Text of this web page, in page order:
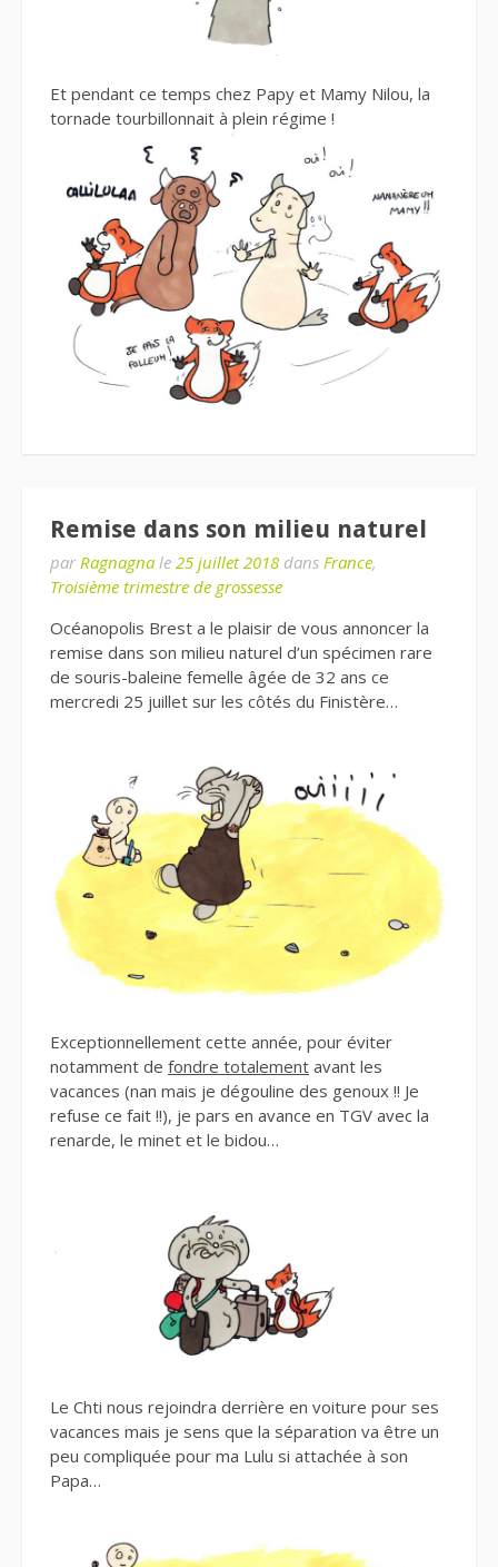
Et pendant ce temps chez Papy et Mamy Nilou, la
tornade tourbillonnait à plein régime !
Remise dans son milieu naturel
par Ragnagna le 25 juillet 2018 dans France,
Troisième trimestre de grossesse
Océanopolis Brest a le plaisir de vous annoncer la
remise dans son milieu naturel d’un spécimen rare
de souris-baleine femelle âgée de 32 ans ce
mercredi 25 juillet sur les côtés du Finistère…
Exceptionnellement cette année, pour éviter
notamment de fondre totalement avant les
vacances (nan mais je dégouline des genoux !! Je
refuse ce fait !!), je pars en avance en TGV avec la
renarde, le minet et le bidou…
Le Chti nous rejoindra derrière en voiture pour ses
vacances mais je sens que la séparation va être un
peu compliquée pour ma Lulu si attachée à son
Papa…